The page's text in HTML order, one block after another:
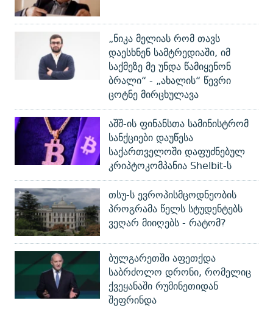
„ნიკა მელიას რომ თავს
დაესხნენ სამტრედიაში, იმ
საქმეზე მე უნდა წამიყენონ
ბრალი“ - „ახალის“ წევრი
ცოტნე მირცხულავა
აშშ-ის ფინანსთა სამინისტრომ
სანქციები დაუწესა
საქართველოში დაფუძნებულ
კრიპტოკომპანია Shelbit-ს
თსუ-ს ევროპისმცოდნეობის
პროგრამა წელს სტუდენტებს
ვეღარ მიიღებს - რატომ?
ბულგარეთში აფეთქდა
საბრძოლო დრონი, რომელიც
ქვეყანაში რუმინეთიდან
შეფრინდა